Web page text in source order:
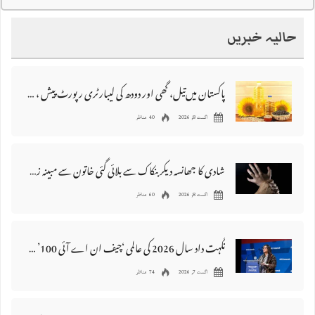
حالیہ خبریں
پاکستان میں‌تیل، گھی اور دودھ کی لیبارٹری رپورٹ پیش ، 176 نمونے غیر معیاری قرار
اگست 8, 2026 40 مناظر
شادی کا جھانسہ دیکر بنکاک سے بلائی گئی خاتون سے مبینہ زیادتی، ملزم گرفتار
اگست 8, 2026 60 مناظر
نگہت داد سال 2026 کی عالمی ‘چیف ان اے آئی 100’ فہرست میں شامل
اگست 7, 2026 74 مناظر